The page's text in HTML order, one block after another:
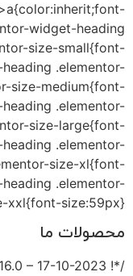
widget-heading
size-small{font-
.elementor-
size-medium{font-
.elementor-
size-large{font-
.elementor-
size-xl{font-
.elementor-
xxl{font-size:59px}
محصولات ما
/*! elementor – v3.16.0 – 17-10-2023 */